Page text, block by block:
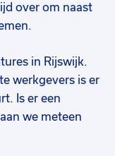
over om naast
in Rijswijk.
werkgevers is er
Is er een
we meteen